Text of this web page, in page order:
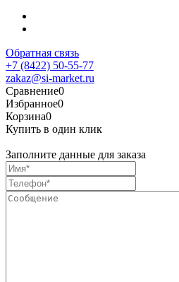
Обратная связь
+7 (8422) 50-55-77
zakaz@si-market.ru
Сравнение0
Избранное0
Корзина0
Купить в один клик
Заполните данные для заказа